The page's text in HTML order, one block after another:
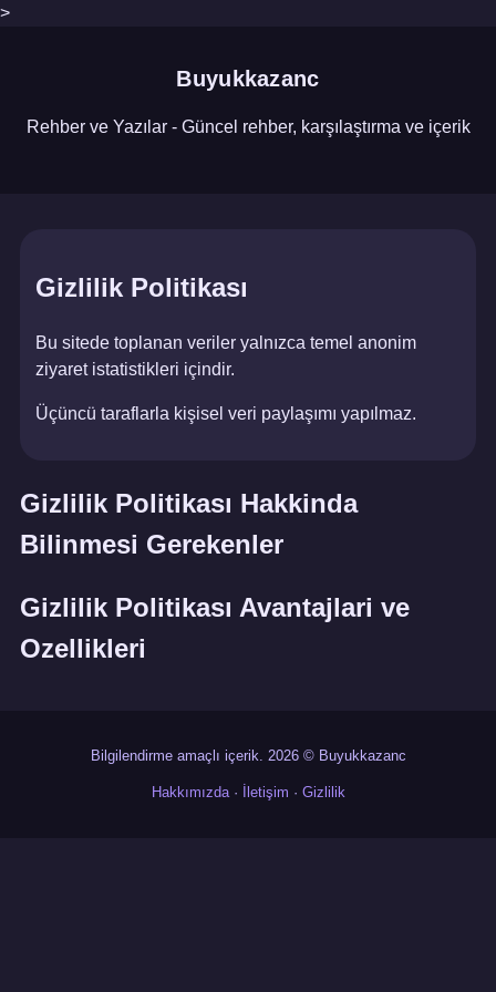
>
Buyukkazanc
Rehber ve Yazılar - Güncel rehber, karşılaştırma ve içerik
Gizlilik Politikası
Bu sitede toplanan veriler yalnızca temel anonim
ziyaret istatistikleri içindir.
Üçüncü taraflarla kişisel veri paylaşımı yapılmaz.
Gizlilik Politikası Hakkinda
Bilinmesi Gerekenler
Gizlilik Politikası Avantajlari ve
Ozellikleri
Bilgilendirme amaçlı içerik. 2026 © Buyukkazanc
Hakkımızda· İletişim · Gizlilik